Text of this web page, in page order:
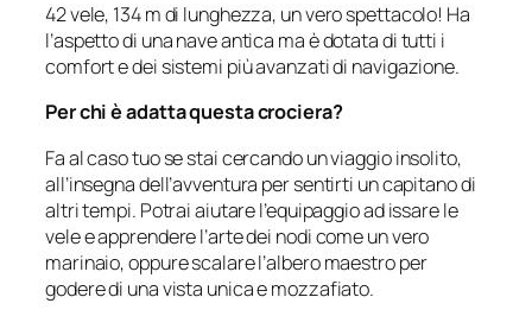
42 vele, 134 m di lunghezza, un vero spettacolo! Ha
l’aspetto di una nave antica ma è dotata di tutti i
comfort e dei sistemi più avanzati di navigazione.
Per chi è adatta questa crociera?
Fa al caso tuo se stai cercando un viaggio insolito,
all’insegna dell’avventura per sentirti un capitano di
altri tempi. Potrai aiutare l’equipaggio ad issare le
vele e apprendere l’arte dei nodi come un vero
marinaio, oppure scalare l’albero maestro per
godere di una vista unica e mozzafiato.